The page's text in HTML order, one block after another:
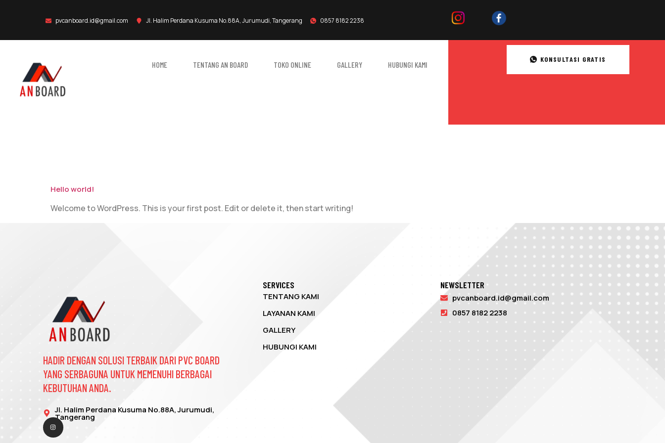
pvcanboard.id@gmail.com Jl. Halim Perdana Kusuma No.88A, Jurumudi, Tangerang 0857 8182 2238
HOME TENTANG AN BOARD TOKO ONLINE GALLERY HUBUNGI KAMI
KONSULTASI GRATIS
Hello world!
Welcome to WordPress. This is your first post. Edit or delete it, then start writing!
HADIR DENGAN SOLUSI TERBAIK DARI PVC BOARD
YANG SERBAGUNA UNTUK MEMENUHI BERBAGAI
KEBUTUHAN ANDA.
Jl. Halim Perdana Kusuma No.88A, Jurumudi,
Tangerang
SERVICES
TENTANG KAMI
LAYANAN KAMI
GALLERY
HUBUNGI KAMI
NEWSLETTER
pvcanboard.id@gmail.com
0857 8182 2238